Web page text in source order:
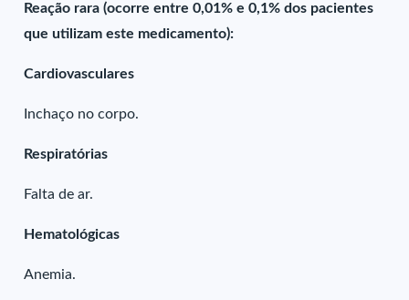
Reação rara (ocorre entre 0,01% e 0,1% dos pacientes
que utilizam este medicamento):
Cardiovasculares
Inchaço no corpo.
Respiratórias
Falta de ar.
Hematológicas
Anemia.